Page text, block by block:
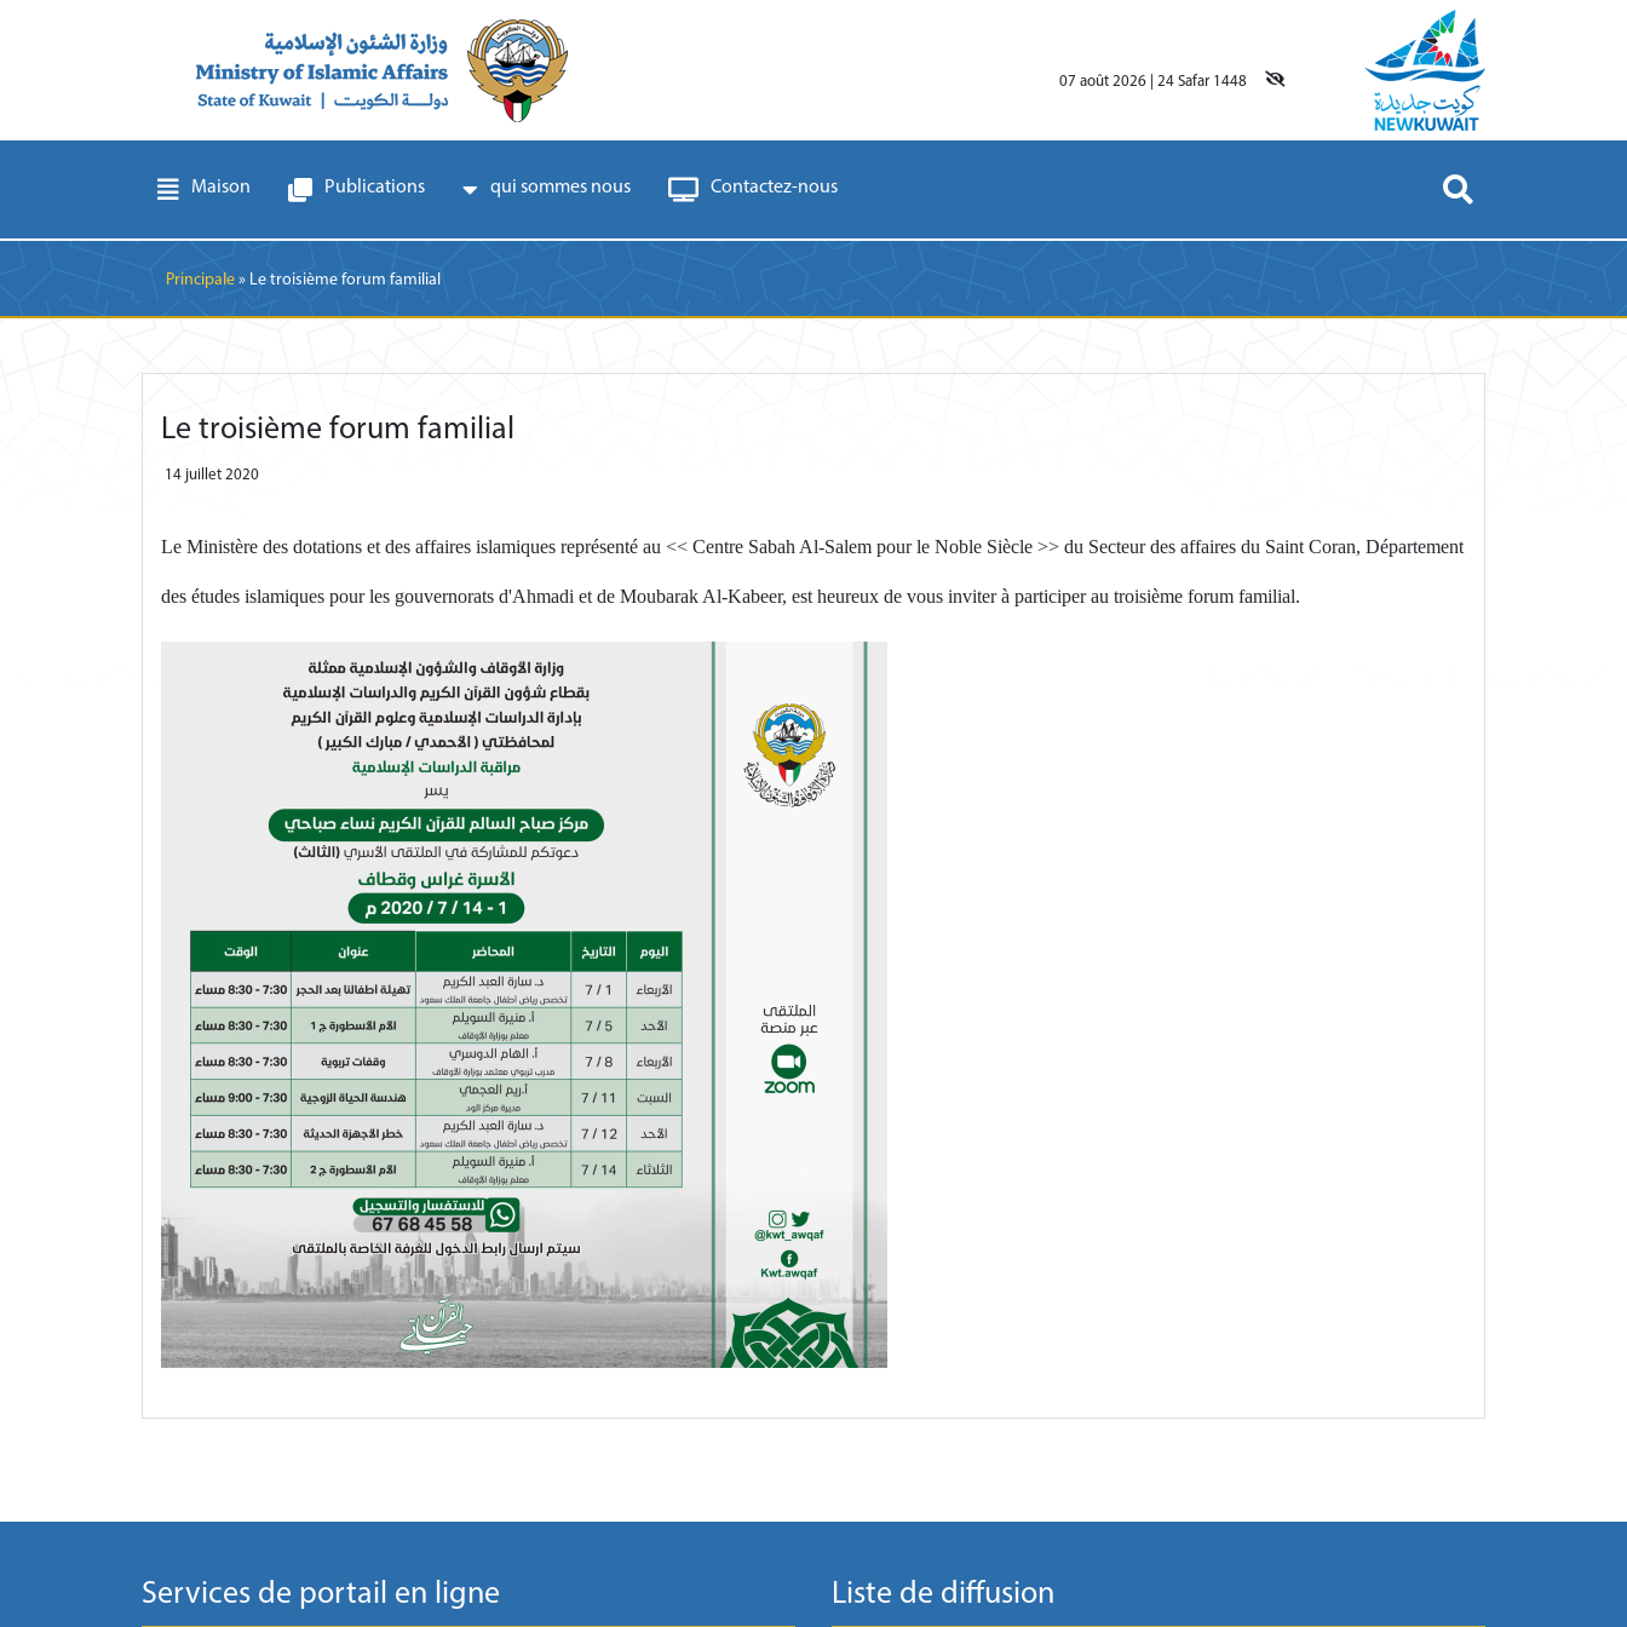
07 août 2026 24 Safar 1448
Maison Publications qui sommes nous Contactez-nous
Breadcrumb
Principale Le troisième forum familial
Le troisième forum familial
14 juillet 2020
Le Ministère des dotations et des affaires islamiques représenté au << Centre Sabah Al-Salem pour le Noble Siècle >> du Secteur des affaires du Saint Coran, Département
des études islamiques pour les gouvernorats d'Ahmadi et de Moubarak Al-Kabeer, est heureux de vous inviter à participer au troisième forum familial.
Services de portail en ligne Liste de diffusion